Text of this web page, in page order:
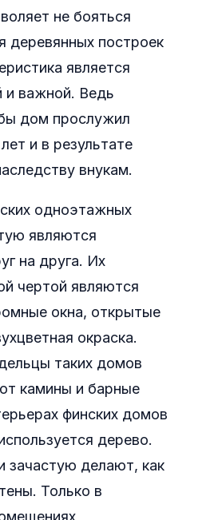
не бояться
деревянных построек
является
и важной. Ведь
дом прослужил
и в результате
внукам.
одноэтажных
являются
на друга. Их
чертой являются
окна, открытые
окраска.
таких домов
камины и барные
финских домов
дерево.
зачастую делают, как
Только в